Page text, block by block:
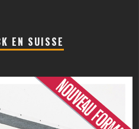
EN SUISSE